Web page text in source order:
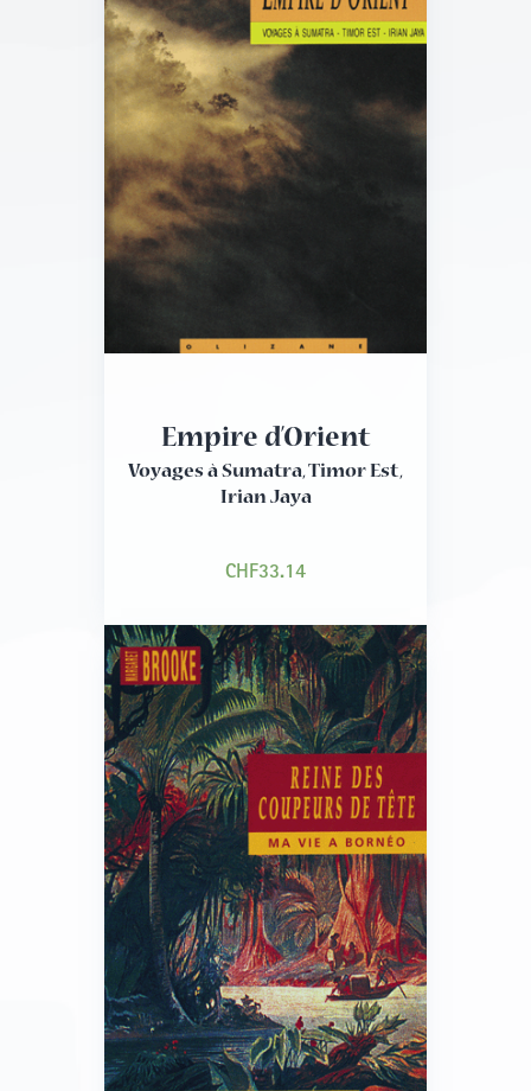
partager ses propres impressions et sentiments face
à cette nature grandiose et à ces populations
souvent si différentes de lui. A son expérience
personnelle, aspect le plus passionnant de ce récit,
il ajoute des informations intéressantes sur les
coutumes, l’histoire ou les religions des diverses
peuplades sibériennes rencontrées en cours de
un Britannique de l’époque victorienne, avec ses
beauté de la nature et surtout doué d’un délicieux
sens de l’humour, grâce auquel il manie
beaucoup de bonheur.n
Empire d’Orient
Voyages à Sumatra, Timor Est,
Irian Jaya
CHF33.14